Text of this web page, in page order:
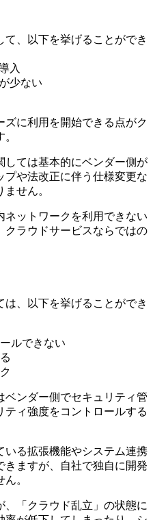
、以下を挙げることができ
入
少ない
ズに利用を開始できる点がク
しては基本的にベンダー側が
や法改正に伴う仕様変更な
せん。
ネットワークを利用できない
クラウドサービスならではの
、以下を挙げることができ
ルできない
ンダー側でセキュリティ管
ィ強度をコントロールする
いる拡張機能やシステム連携
きますが、自社で独自に開発
。
、「クラウド乱立」の状態に